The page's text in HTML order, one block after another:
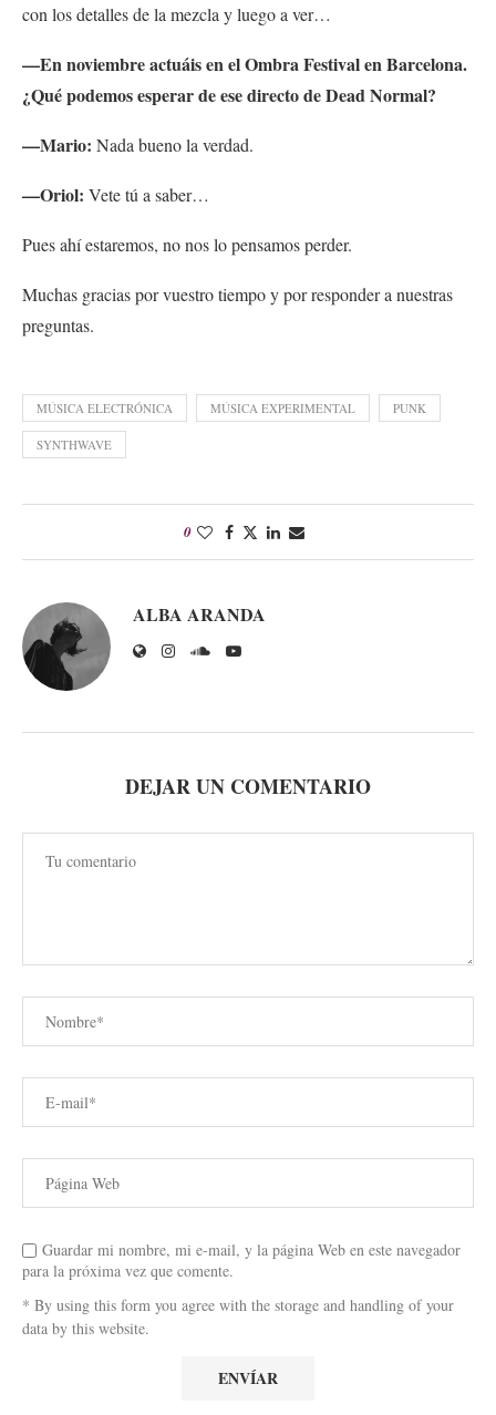
con los detalles de la mezcla y luego a ver…
—En noviembre actuáis en el Ombra Festival en Barcelona.
¿Qué podemos esperar de ese directo de Dead Normal?
—Mario: Nada bueno la verdad.
—Oriol: Vete tú a saber…
Pues ahí estaremos, no nos lo pensamos perder.
Muchas gracias por vuestro tiempo y por responder a nuestras
preguntas.
MÚSICA ELECTRÓNICA MÚSICA EXPERIMENTAL PUNK
SYNTHWAVE
0
ALBA ARANDA
DEJAR UN COMENTARIO
Guardar mi nombre, mi e-mail, y la página Web en este navegador
para la próxima vez que comente.
* By using this form you agree with the storage and handling of your
data by this website.